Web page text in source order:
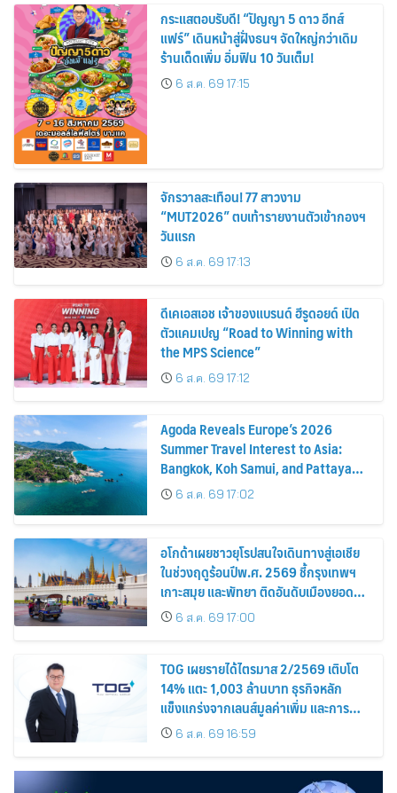
กระแสตอบรับดี! “ปัญญา 5 ดาว อีทส์
แฟร์” เดินหน้าสู่ฝั่งธนฯ จัดใหญ่กว่าเดิม
ร้านเด็ดเพิ่ม อิ่มฟิน 10 วันเต็ม!
6 ส.ค. 69 17:15
จักรวาลสะเทือน! 77 สาวงาม
“MUT2026” ตบเท้ารายงานตัวเข้ากองฯ
วันแรก
6 ส.ค. 69 17:13
ดีเคเอสเอช เจ้าของแบรนด์ ฮีรูดอยด์ เปิด
ตัวแคมเปญ “Road to Winning with
the MPS Science”
6 ส.ค. 69 17:12
Agoda Reveals Europe’s 2026
Summer Travel Interest to Asia:
Bangkok, Koh Samui, and Pattaya
Among the Top Cities
6 ส.ค. 69 17:02
อโกด้าเผยชาวยุโรปสนใจเดินทางสู่เอเชีย
ในช่วงฤดูร้อนปีพ.ศ. 2569 ชี้กรุงเทพฯ
เกาะสมุย และพัทยา ติดอันดับเมืองยอด
นิยม6 ส.ค. 69 17:00
TOG เผยรายได้ไตรมาส 2/2569 เติบโต
14% แตะ 1,003 ล้านบาท ธุรกิจหลัก
แข็งแกร่งจากเลนส์มูลค่าเพิ่ม และการ
ขยายตลาดต่างประเทศ พร้อมเดินหน้า
ลงทุนเพื่อการเติบโตระยะยาว
6 ส.ค. 69 16:59